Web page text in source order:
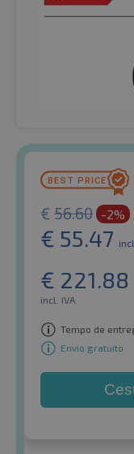
€ 56.60 -2%
€ 55.47
€ 221.88
incl. IVA
Tempo de
Envio gratuito